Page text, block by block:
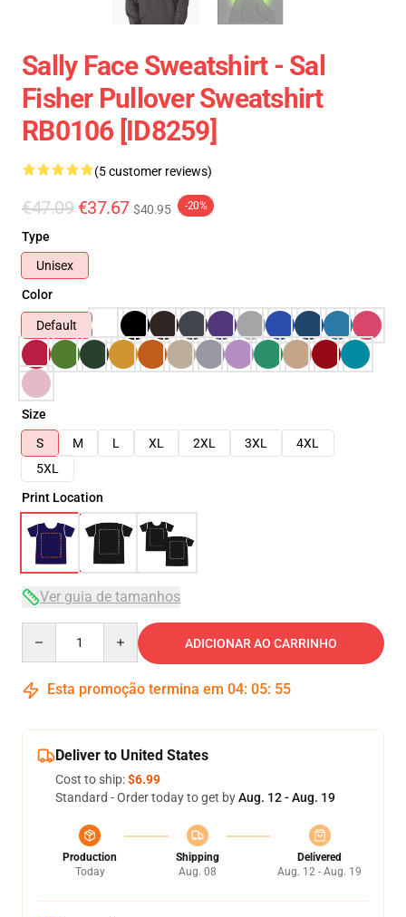
Sally Face Sweatshirt - Sal
Fisher Pullover Sweatshirt
RB0106 [ID8259]
(5 customer reviews)
€47.09 €37.67 $40.95 -20%
Type
Unisex
Color
Default
Size
S
M L XL 2XL 3XL
4XL
5XL
Print Location
Ver guia de tamanhos
ADICIONAR AO CARRINHO
Esta promoção termina em 04: 05: 54
Deliver to United States
Cost to ship:$6.99
Standard - Order today to get byAug. 12 - Aug. 19
Production
Today
Shipping
Aug. 08
Delivered
Aug. 12 - Aug. 19